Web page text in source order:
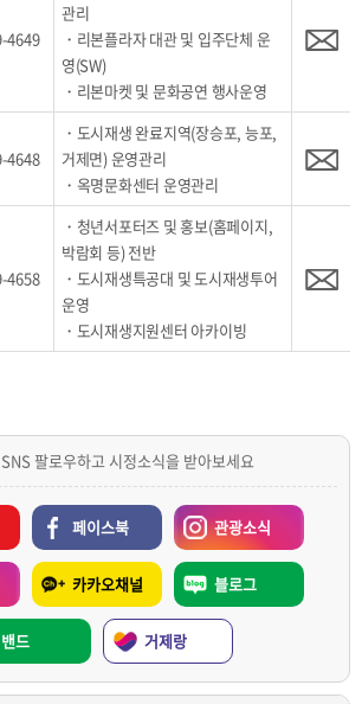
4649
관리
・리본플라자 대관 및 입주단체 운
영(SW)
・리본마켓 및 문화공연 행사운영
4648
・도시재생 완료지역(장승포, 능포,
거제면) 운영관리
・옥명문화센터 운영관리
4658
・청년서포터즈 및 홍보(홈페이지,
박람회 등) 전반
・도시재생특공대 및 도시재생투어
운영
・도시재생지원센터 아카이빙
팔로우하고 시정소식을 받아보세요
페이스북 관광소식
카카오채널 블로그
밴드 거제랑